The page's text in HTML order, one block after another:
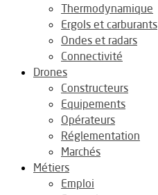
Thermodynamique
Ergols et carburants
Ondes et radars
Connectivité
Drones
Constructeurs
Equipements
Opérateurs
Réglementation
Marchés
Métiers
Emploi